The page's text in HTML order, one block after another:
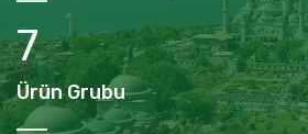
9
Ürün Grubu